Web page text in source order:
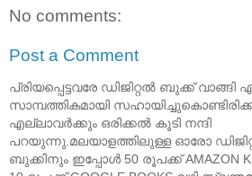
No comments:
Post a Comment
പ്രിയപ്പെട്ടവരേ ഡിജിറ്റൽ ബുക്ക് വാങ്ങി
സാമ്പത്തികമായി
എല്ലാവർക്കും ഒരിക്കൽ കൂടി നന്ദി
പറയുന്നു.മലയാളത്തിലുള്ള ഓരോ
ബുക്കിനും ഇപ്പോൾ 50 രൂപക്ക് AMAZON